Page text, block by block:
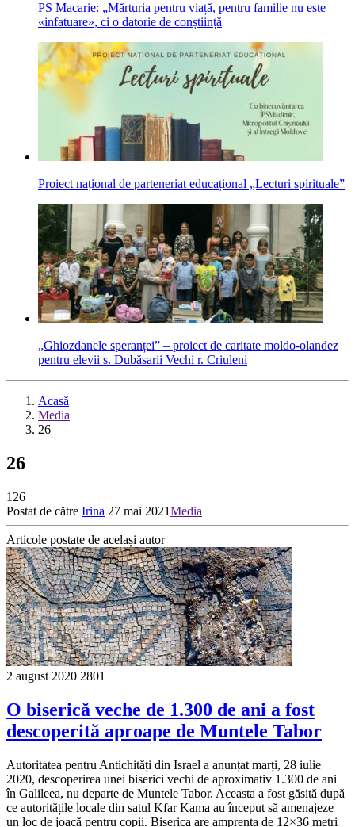
PS Macarie: „Mărturia pentru viață, pentru familie nu este
«infatuare», ci o datorie de conștiință
Proiect național de parteneriat educațional „Lecturi spirituale”
„Ghiozdanele speranței” – proiect de caritate moldo-olandez
pentru elevii s. Dubăsarii Vechi r. Criuleni
Acasă
Media
26
26
126
Postat de către Irina 27 mai 2021Media
Articole postate de același autor
2 august 2020 2801
O biserică veche de 1.300 de ani a fost
descoperită aproape de Muntele Tabor
Autoritatea pentru Antichități din Israel a anunțat marți, 28 iulie
2020, descoperirea unei biserici vechi de aproximativ 1.300 de ani
în Galileea, nu departe de Muntele Tabor. Aceasta a fost găsită după
ce autoritățile locale din satul Kfar Kama au început să amenajeze
un loc de joacă pentru copii. Biserica are amprenta de 12×36 metri